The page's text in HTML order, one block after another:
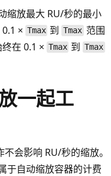
缩放最大 RU/秒的最小
× Tmax 到Tmax范围
在 0.1 × Tmax 到Tmax
一起工
会影响 RU/秒的缩放。
于自动缩放容器的计费